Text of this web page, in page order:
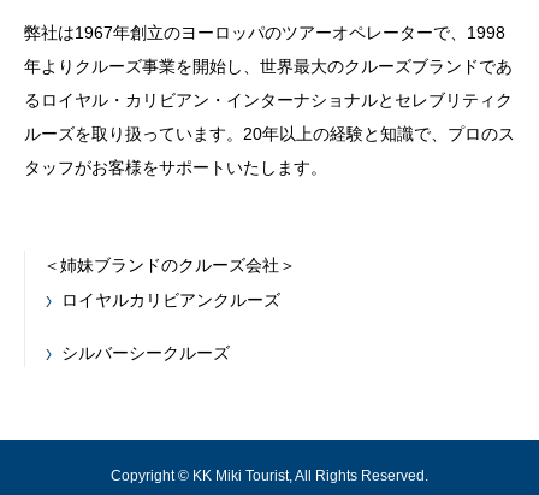
弊社は1967年創立のヨーロッパのツアーオペレーターで、1998
年よりクルーズ事業を開始し、世界最大のクルーズブランドであ
るロイヤル・カリビアン・インターナショナルとセレブリティク
ルーズを取り扱っています。20年以上の経験と知識で、プロのス
タッフがお客様をサポートいたします。
＜姉妹ブランドのクルーズ会社＞
ロイヤルカリビアンクルーズ
シルバーシークルーズ
Copyright © KK Miki Tourist, All Rights Reserved.